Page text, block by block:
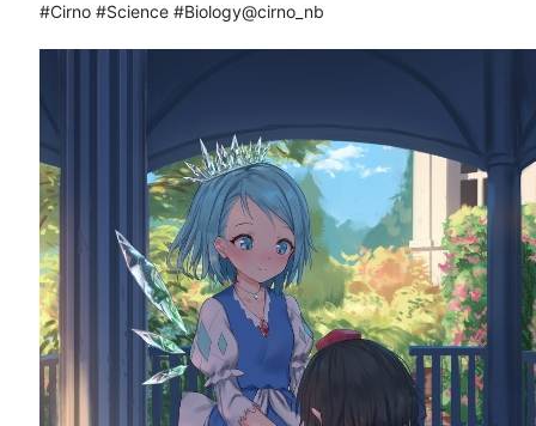
#Cirno #Science #Biology@cirno_nb